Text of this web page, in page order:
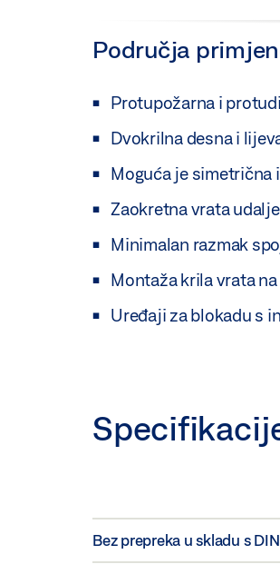
Područja
Protupožarna i
Dvokrilna desna i
Moguća je simetrična
Zaokretna vrata
Minimalan razmak
Montaža krila vrata
Uređaji za blokadu s
Bez prepreka u skladu s